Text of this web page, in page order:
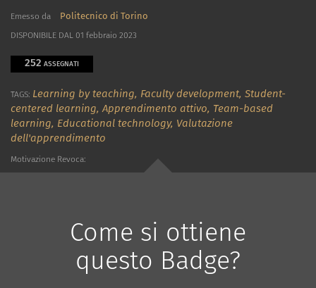
Emesso da Politecnico di Torino
DISPONIBILE DAL 01 febbraio 2023
252 ASSEGNATI
TAGS: Learning by teaching, Faculty development, Student-
centered learning,Apprendimento attivo, Team-based
learning, Educational technology, Valutazione
dell'apprendimento
Motivazione Revoca:
Come si ottiene
questo Badge?